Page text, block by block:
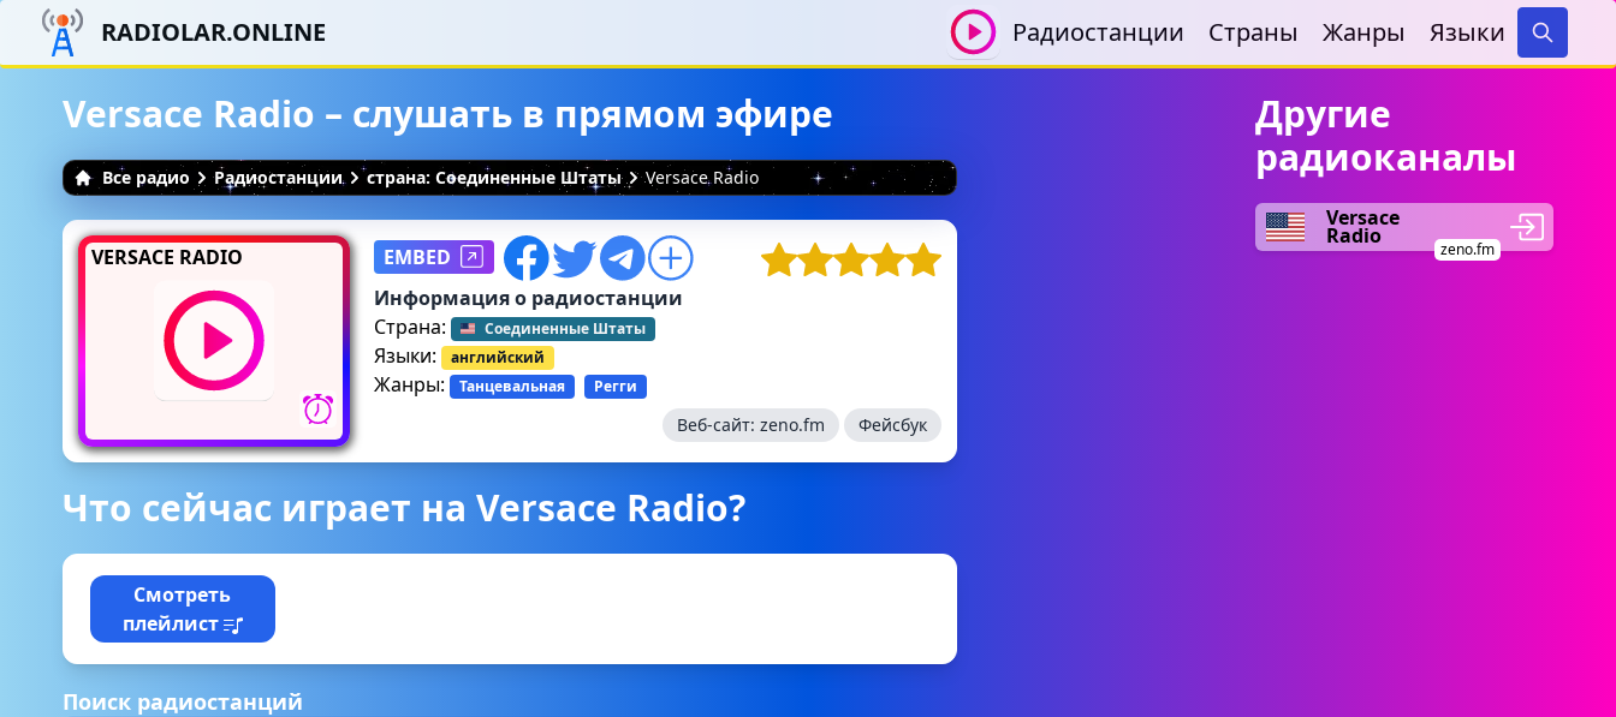
RADIOLAR.ONLINE Радиостанции Страны Жанры Языки
Search
Versace Radio – слушать в прямом эфире
Все радио Радиостанции страна: Соединенные Штаты Versace Radio
VERSACE RADIO
EMBED
Информация о радиостанции
Страна:
Соединенные Штаты
Языки: английский
Жанры: Танцевальная Регги
Веб-сайт: zeno.fm Фейсбук
Что сейчас играет на Versace Radio?
Смотреть
плейлист
Поиск радиостанций
Другие
радиоканалы
Versace
Radio
zeno.fm